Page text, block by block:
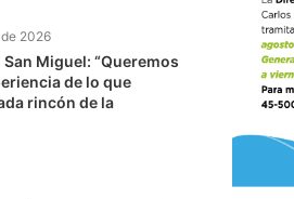
2026
San Miguel: “Queremos
de lo que
rincón de la